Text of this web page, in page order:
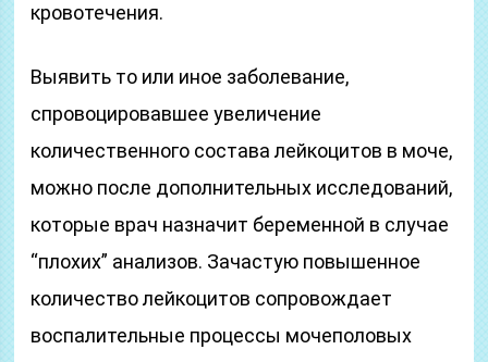
кровотечения.
Выявить то или иное заболевание,
спровоцировавшее увеличение
количественного состава лейкоцитов в моче,
можно после дополнительных исследований,
которые врач назначит беременной в случае
“плохих” анализов. Зачастую повышенное
количество лейкоцитов сопровождает
воспалительные процессы мочеполовых